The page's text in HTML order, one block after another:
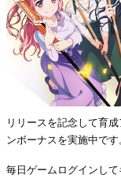
リリースを記念して育
ンボーナスを実施中です
毎日ゲームログインし